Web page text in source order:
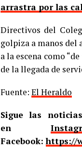
arrastra por las
Directivos del
golpiza a manos del
a la escena como
de la llegada de
Fuente: El Heraldo
Sigue las
en
Facebook:https://